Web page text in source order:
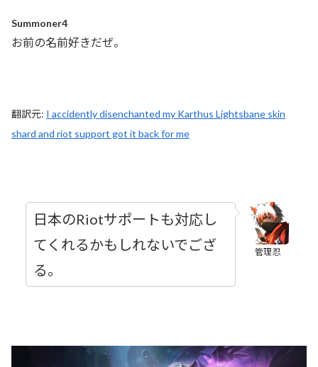
Summoner4
お前の名前好きだぜ。
翻訳元: I accidently disenchanted my Karthus Lightsbane skin
shard and riot support got it back for me
管理忍
日本のRiotサポートも対応し
てくれるかもしれないでござ
る。